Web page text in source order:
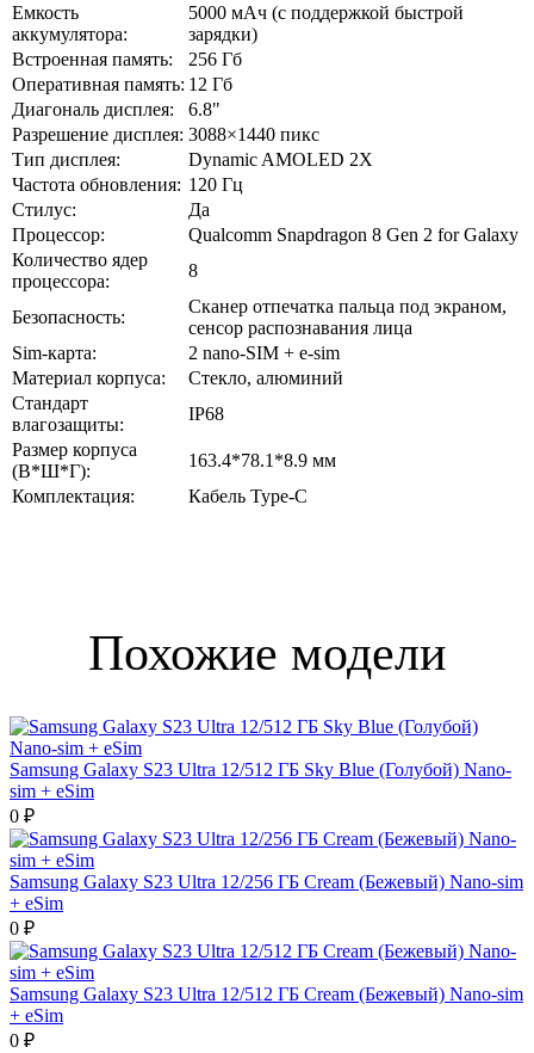
Емкость
аккумулятора:
5000 мАч (с поддержкой быстрой
зарядки)
Встроенная память:
256 Гб
Оперативная память: 12 Гб
Диагональ дисплея:
6.8"
Разрешение дисплея: 3088×1440 пикс
Тип дисплея:
Dynamic AMOLED 2X
Частота обновления: 120 Гц
Стилус:
Да
Процессор:
Qualcomm Snapdragon 8 Gen 2 for Galaxy
Количество ядер
процессора:
8
Безопасность:
Сканер отпечатка пальца под экраном,
cенсор распознавания лица
Sim-карта:
2 nano-SIM + e-sim
Материал корпуса:
Стекло, алюминий
Стандарт
влагозащиты:
IP68
Размер корпуса
(В*Ш*Г):
163.4*78.1*8.9 мм
Комплектация:
Кабель Type-C
Похожие модели
Samsung Galaxy S23 Ultra 12/512 ГБ Sky Blue (Голубой) Nano-
sim + eSim
0 ₽
Samsung Galaxy S23 Ultra 12/256 ГБ Cream (Бежевый) Nano-sim
+ eSim
0 ₽
Samsung Galaxy S23 Ultra 12/512 ГБ Cream (Бежевый) Nano-sim
+ eSim
0 ₽